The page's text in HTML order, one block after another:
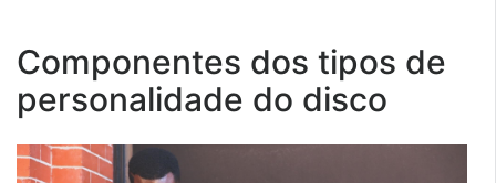
Componentes dos tipos de
personalidade do disco